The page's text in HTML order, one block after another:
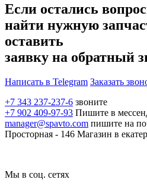
Если остались
найти нужную
оставить
заявку на обратный
Написать в Telegram Заказать
+7 343 237-237-6 звоните
+7 902 409-97-93 Пишите в
manager@spavto.com пишите на
Просторная - 146 Магазин в
Мы в соц. сетях